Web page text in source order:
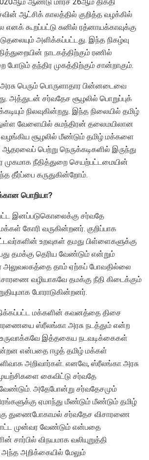
ஆட்சிக் காலத்தில் குறித்த வழக்கில்
கூறப்பட்டு சுனில் ரத்னாயக்காவுக்கு
அளிக்கப்பட்டது. இந்த நிகழ்வு
நாடகத்திற்கும் ரணில்
போடும் தந்திர முகத்திற்கும் சான்றாகும்.
பெரும் பொருளாதார பின்னடைவை
அத்துடன் சர்வதேச சூழலில் பொறுப்புக்
நிலவுகின்றது. இந்த நிலையில் தமிழ்
வேளையில் சுமந்திரன் தலைமயிலான
வழங்கிய சூழலில் மீண்டும் தமிழ் மக்களை
பெற்று நெருக்கடிகளில் இருந்து
முகமாக நீதித்துறை செயற்பட்டமையின்
தீர்ப்பை கருதுகின்றோம்.
பொறியா?
இனப்படுகொலைக்கு சர்வதே
கோரி வருகின்றனர். குறிப்பாக
உறவுகள் தமது பிள்ளைகளுக்கு
தமக்கு தெரிய வேண்டும் என்றும்
தாம் ஏற்கப் போவதில்லை
வழியாகவே தமக்கு நீதி கிடைக்கும்
போராடுகின்றனர்.
மக்களின் கவனத்தை திசை
ஸ்ரீலங்கா அரசு நடத்தும் என்ற
இத்தகைய நடவடிக்கைகள்
என்பதை ஈழத் தமிழ் மக்கள்
அறிவார்கள். எனவே, ஸ்ரீலங்கா அரசு
கைவிட்டு சர்வதே
அதேபோன்று சர்வதேசமும்
ஏமாந்து மீண்டும் மீண்டும் தமிழ்
துணைபோகாமல் சர்வதேச விசாரணை
முன்வர வேண்டும் என்பதை
சார்பில் விநயமாக வலியுறுத்தி
அந்த அறிக்கையில் மேலும்